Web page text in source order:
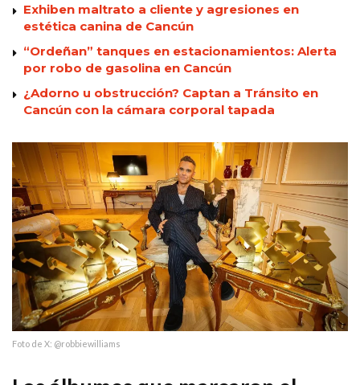
Exhiben maltrato a cliente y agresiones en
estética canina de Cancún
“Ordeñan” tanques en estacionamientos: Alerta
por robo de gasolina en Cancún
¿Adorno u obstrucción? Captan a Tránsito en
Cancún con la cámara corporal tapada
Foto de X: @robbiewilliams